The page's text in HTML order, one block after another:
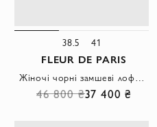
38.5 41
FLEUR DE PARIS
46 800 ₴37 400 ₴